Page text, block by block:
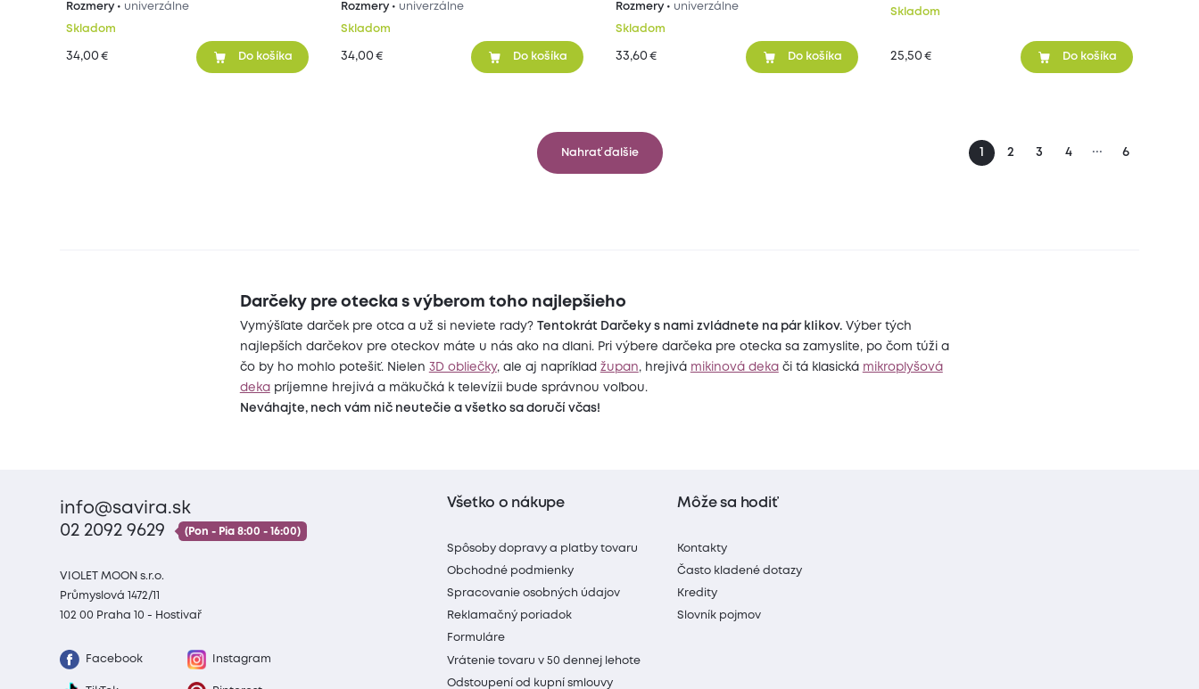
Rozmery • univerzálne
Skladom
34,00 € Do košíka
Rozmery • univerzálne
Skladom
34,00 € Do košíka
Rozmery • univerzálne
Skladom
33,60 € Do košíka
Skladom
25,50 € Do košíka
Nahrať ďalšie 1 2 3 4 ... 6
Darčeky pre otecka s výberom toho najlepšieho
Vymýšľate darček pre otca a už si neviete rady? Tentokrát Darčeky s nami zvládnete na pár klikov.Výber tých
najlepších darčekov pre oteckov máte u nás ako na dlani. Pri výbere darčeka pre otecka sa zamyslite, po čom túži a
čo by ho mohlo potešiť. Nielen 3D obliečky, ale aj napríklad župan, hrejivá mikinová dekači tá klasická mikroplyšová
dekapríjemne hrejivá a mäkučká k televízii bude správnou voľbou.
Neváhajte, nech vám nič neutečie a všetko sa doručí včas!
info@savira.sk
02 2092 9629
(Pon - Pia 8:00 - 16:00)
VIOLET MOON s.r.o.
Průmyslová 1472/11
102 00 Praha 10 - Hostivař
Facebook Instagram
Všetko o nákupe
Spôsoby dopravy a platby tovaru
Obchodné podmienky
Spracovanie osobných údajov
Reklamačný poriadok
Formuláre
Vrátenie tovaru v 50 dennej lehote
Odstoupení od kupní smlouvy
Môže sa hodiť
Kontakty
Často kladené dotazy
Kredity
Slovník pojmov